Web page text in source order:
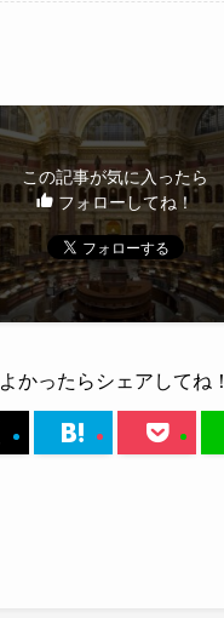
この記事が気に入ったら
フォローしてね！
よかったらシェアしてね！